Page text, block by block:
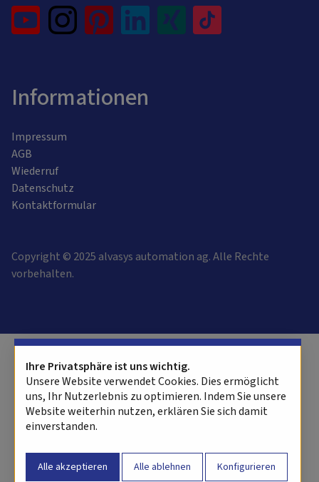
Informationen
Impressum
AGB
Wiederruf
Datenschutz
Kontaktformular
Copyright © 2025 alvasys automation ag. Alle Rechte
vorbehalten.
Ihre Privatsphäre ist uns wichtig.
Unsere Website verwendet Cookies. Dies ermöglicht
uns, Ihr Nutzerlebnis zu optimieren. Indem Sie unsere
Website weiterhin nutzen, erklären Sie sich damit
einverstanden.